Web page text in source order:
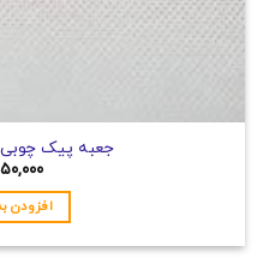
جعبه پیک چوبی
افزودن